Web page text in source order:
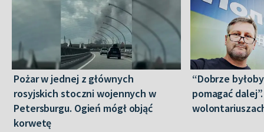
Pożar w jednej z głównych
rosyjskich stoczni wojennych w
Petersburgu. Ogień mógł objąć
korwetę
“Dobrze
pomagać